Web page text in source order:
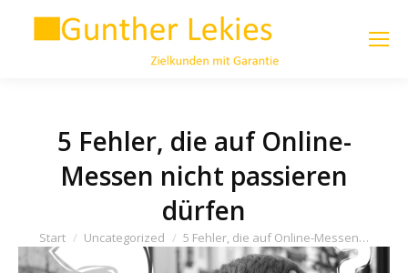
5 Fehler, die auf Online-
Messen nicht passieren
dürfen
Sie befinden sich hier:
Start Uncategorized 5 Fehler, die auf Online-Messen…